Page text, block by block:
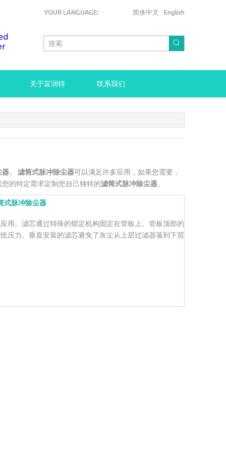
简体中文 English
关于富润特 联系我们
器。 滤筒式脉冲除尘器可以满足许多应用，如果您需要，
的特定需求定制您自己独特的滤筒式脉冲除尘器。
式脉冲除尘器
用。滤芯通过特殊的锁定机构固定在管板上。管板顶部的
压力。垂直安装的滤芯避免了灰尘从上层过滤器落到下层